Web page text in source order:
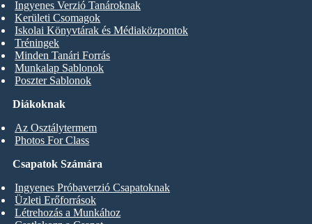
Diákoknak
Az Osztálytermem
Photos For Class
Ingyenes Verzió Tanároknak
Kerületi Csomagok
Iskolai Könyvtárak és Médiaközpontok
Tréningek
Minden Tanári Forrás
Munkalap Sablonok
Poszter Sablonok
Csapatok Számára
Ingyenes Próbaverzió Csapatoknak
Üzleti Erőforrások
Létrehozás a Munkához